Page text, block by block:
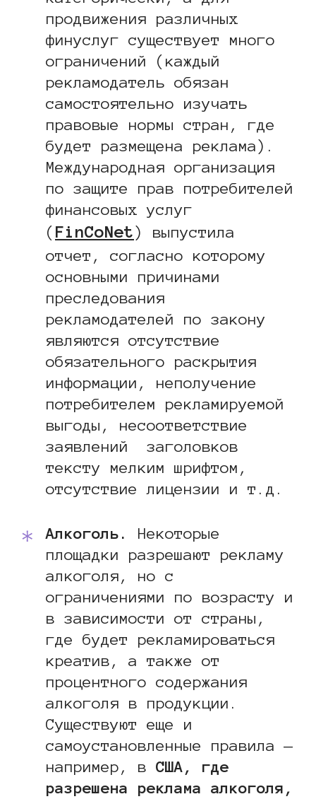
продвижения различных
финуслуг существует много
ограничений (каждый
рекламодатель обязан
самостоятельно изучать
правовые нормы стран, где
будет размещена реклама).
Международная организация
по защите прав потребителей
финансовых услуг
( FinCoNet) выпустила
отчет, согласно которому
основными причинами
преследования
рекламодателей по закону
являются отсутствие
обязательного раскрытия
информации, неполучение
потребителем рекламируемой
выгоды, несоответствие
заявлений заголовков
тексту мелким шрифтом,
отсутствие лицензии и т.д.
Алкоголь. Некоторые
площадки разрешают рекламу
алкоголя, но с
ограничениями по возрасту и
в зависимости от страны,
где будет рекламироваться
креатив, а также от
процентного содержания
алкоголя в продукции.
Существуют еще и
самоустановленные правила —
например, в США, где
разрешена реклама алкоголя,